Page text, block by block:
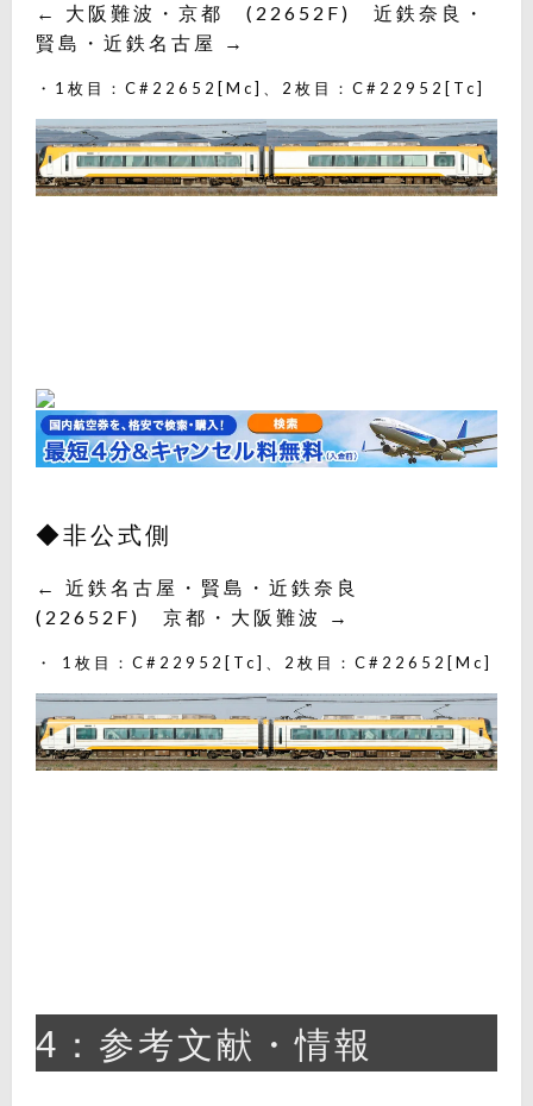
← 大阪難波・京都 (22652F) 近鉄奈良・
賢島・近鉄名古屋 →
・1枚目：C#22652[Mc]、2枚目：C#22952[Tc]
◆非公式側
← 近鉄名古屋・賢島・近鉄奈良
(22652F) 京都・大阪難波 →
・ 1枚目：C#22952[Tc]、2枚目：C#22652[Mc]
4：参考文献・情報